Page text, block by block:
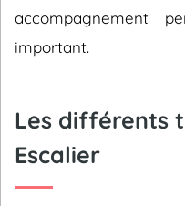
accompagnement
important.
Les différents
Escalier